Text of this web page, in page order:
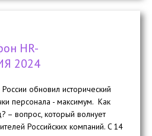
HR-
2024
обновил исторический
персонала - максимум. Как
– вопрос, который волнует
Российских компаний. C 14